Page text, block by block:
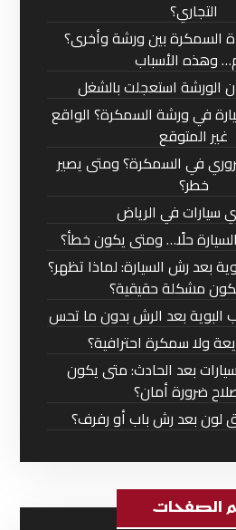
التجاري؟
السمكرة بين ورشة وأخرى؟
وهذه الأسباب
الورشة استعجلت بالشغل
في ورشة السمكرة؟ الواقع
غير المتوقع
في السمكرة؟ ومتى يصير
خطر؟
سيارات في الرياض
حلًا… ومتى يكون خطأ؟
بعد رش السيارة: لماذا تظهر؟
مشكلة حقيقية؟
البوية بعد الرش بدون ما تحس
ولا سمكرة احترافية؟
بعد الحادث: متى يكون
ضرورة أمان؟
لون بعد رش باب أو رفرف؟
الصفحات